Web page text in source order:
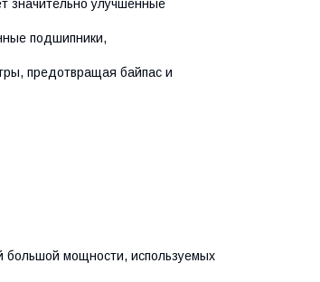
значительно улучшенные
подшипники,
предотвращая байпас и
большой мощности, используемых